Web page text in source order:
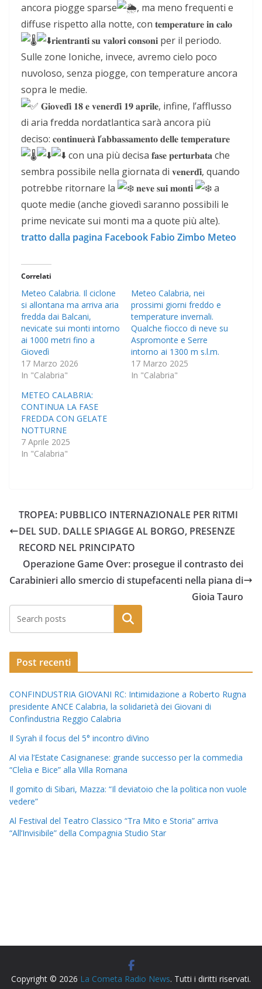
ancora piogge sparse
, ma meno frequenti e
diffuse rispetto alla notte, con 𝐭𝐞𝐦𝐩𝐞𝐫𝐚𝐭𝐮𝐫𝐞 𝐢𝐧 𝐜𝐚𝐥𝐨
𝐫𝐢𝐞𝐧𝐭𝐫𝐚𝐧𝐭𝐢 𝐬𝐮 𝐯𝐚𝐥𝐨𝐫𝐢 𝐜𝐨𝐧𝐬𝐨𝐧𝐢 per il periodo.
Sulle zone Ioniche, invece, avremo cielo poco
nuvoloso, senza piogge, con temperature ancora
sopra le medie.
𝐆𝐢𝐨𝐯𝐞𝐝𝐢̀ 𝟏𝟖 𝐞 𝐯𝐞𝐧𝐞𝐫𝐝𝐢̀ 𝟏𝟗 𝐚𝐩𝐫𝐢𝐥𝐞, infine, l’afflusso
di aria fredda nordatlantica sarà ancora più
deciso: 𝐜𝐨𝐧𝐭𝐢𝐧𝐮𝐞𝐫𝐚̀ 𝐥’𝐚𝐛𝐛𝐚𝐬𝐬𝐚𝐦𝐞𝐧𝐭𝐨 𝐝𝐞𝐥𝐥𝐞 𝐭𝐞𝐦𝐩𝐞𝐫𝐚𝐭𝐮𝐫𝐞
con una più decisa 𝐟𝐚𝐬𝐞 𝐩𝐞𝐫𝐭𝐮𝐫𝐛𝐚𝐭𝐚 che
sembra possibile nella giornata di 𝐯𝐞𝐧𝐞𝐫𝐝𝐢̀, quando
potrebbe ritornare la
𝐧𝐞𝐯𝐞 𝐬𝐮𝐢 𝐦𝐨𝐧𝐭𝐢
a
quote medie (anche giovedì saranno possibili le
prime nevicate sui monti ma a quote più alte).
tratto dalla pagina Facebook Fabio Zimbo Meteo
Correlati
Meteo Calabria. Il ciclone
si allontana ma arriva aria
fredda dai Balcani,
nevicate sui monti intorno
ai 1000 metri fino a
Giovedì
17 Marzo 2026
In "Calabria"
Meteo Calabria, nei
prossimi giorni freddo e
temperature invernali.
Qualche fiocco di neve su
Aspromonte e Serre
intorno ai 1300 m s.l.m.
17 Marzo 2025
In "Calabria"
METEO CALABRIA:
CONTINUA LA FASE
FREDDA CON GELATE
NOTTURNE
7 Aprile 2025
In "Calabria"
TROPEA: PUBBLICO INTERNAZIONALE PER RITMI
DEL SUD. DALLE SPIAGGE AL BORGO, PRESENZE
RECORD NEL PRINCIPATO
Operazione Game Over: prosegue il contrasto dei
Carabinieri allo smercio di stupefacenti nella piana di
Gioia Tauro
Post recenti
CONFINDUSTRIA GIOVANI RC: Intimidazione a Roberto Rugna
presidente ANCE Calabria, la solidarietà dei Giovani di
Confindustria Reggio Calabria
Il Syrah il focus del 5° incontro diVino
Al via l’Estate Casignanese: grande successo per la commedia
“Clelia e Bice” alla Villa Romana
Il gomito di Sibari, Mazza: “Il deviatoio che la politica non vuole
vedere”
Al Festival del Teatro Classico “Tra Mito e Storia” arriva
“All’Invisibile” della Compagnia Studio Star
Copyright © 2026 La Cometa Radio News. Tutti i diritti riservati.